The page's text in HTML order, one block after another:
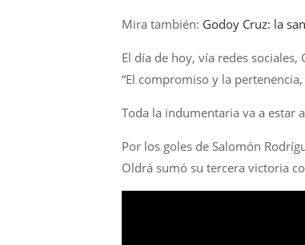
Mira también: Godoy Cruz: la
El día de hoy, vía redes
“El compromiso y la
Toda la indumentaria va a estar
Por los goles de Salomón
Oldrá sumó su tercera victoria